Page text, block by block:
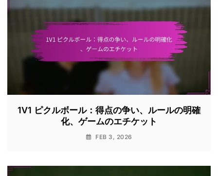
1V1 ピクルボール：得点の争い、ルールの明確
化、ゲームのエチケット
FEB 3, 2026